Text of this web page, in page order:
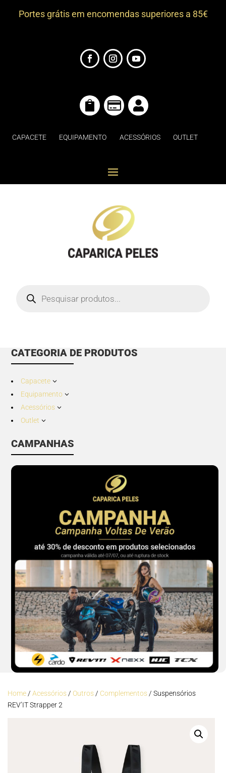
Portes grátis em encomendas superiores a 85€
  
CAPACETE EQUIPAMENTO ACESSÓRIOS OUTLET
search
CATEGORIA DE PRODUTOS
Capacete 3
Equipamento 3
Acessórios 3
Outlet 3
CAMPANHAS
Home/ Acessórios/ Outros/ Complementos/ Suspensórios
REV’IT Strapper 2